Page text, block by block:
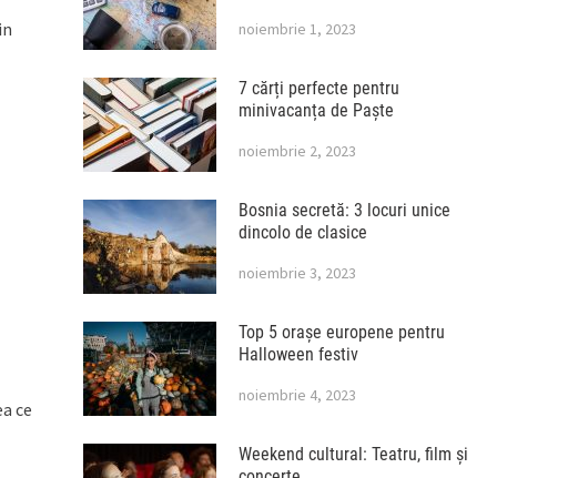
ce
noiembrie 1, 2023
7 cărți perfecte pentru
minivacanța de Paște
noiembrie 2, 2023
Bosnia secretă: 3 locuri unice
dincolo de clasice
noiembrie 3, 2023
Top 5 orașe europene pentru
Halloween festiv
noiembrie 4, 2023
Weekend cultural: Teatru, film și